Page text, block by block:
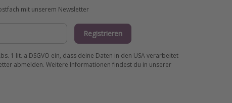
mit unserem Newsletter
Registrieren
1 lit. a DSGVO ein, dass deine Daten in den USA verarbeitet
abmelden. Weitere Informationen findest du in unserer